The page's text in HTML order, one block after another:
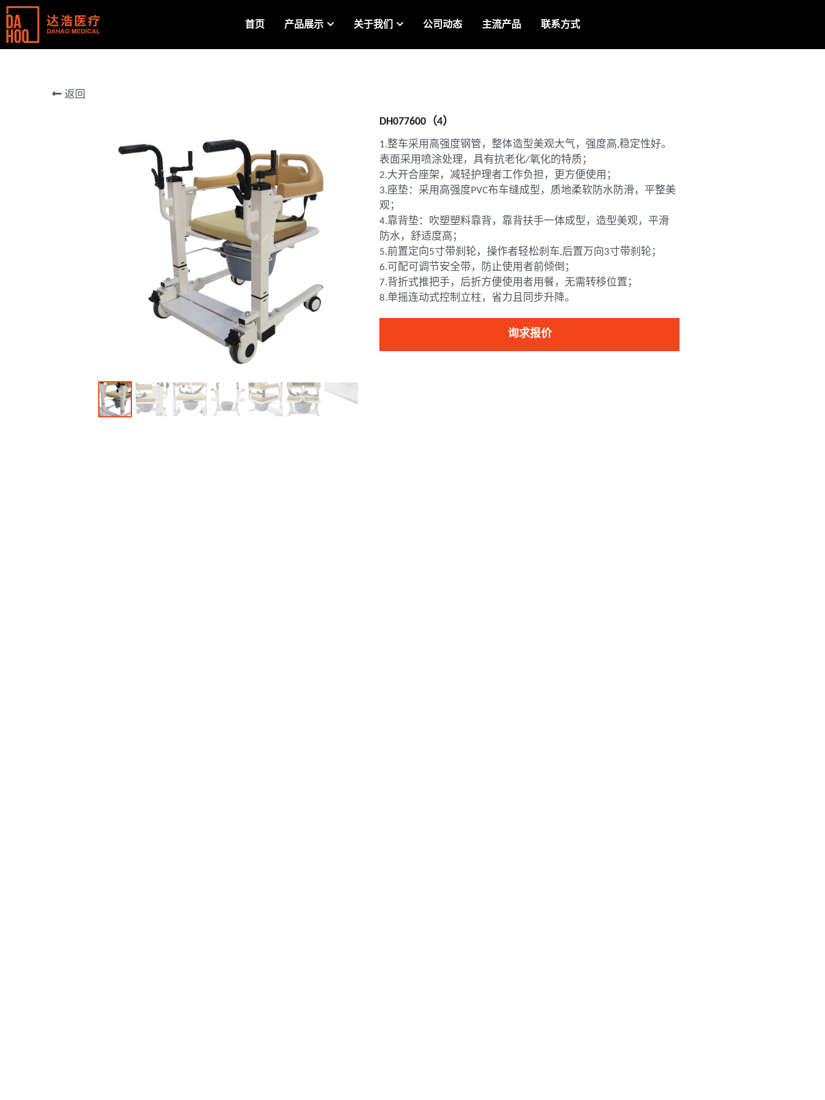
首页 产品展示 关于我们 公司动态 主流产品 联系方式
返回
DH077600（4）
1.整车采用高强度钢管，整体造型美观大气，强度高,稳定性好。
表面采用喷涂处理，具有抗老化/氧化的特质；
2.大开合座架，减轻护理者工作负担，更方便使用；
3.座垫：采用高强度PVC布车缝成型，质地柔软防水防滑，平整美
观；
4.靠背垫：吹塑塑料靠背，靠背扶手一体成型，造型美观，平滑
防水，舒适度高；
5.前置定向5寸带刹轮，操作者轻松刹车,后置万向3寸带刹轮；
6.可配可调节安全带，防止使用者前倾倒；
7.背折式推把手，后折方便使用者用餐，无需转移位置；
8.单摇连动式控制立柱，省力且同步升降。
询求报价